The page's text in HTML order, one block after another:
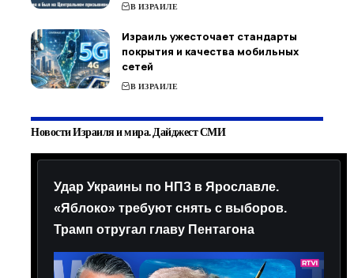
В ИЗРАИЛЕ
Израиль ужесточает стандарты
покрытия и качества мобильных
сетей
В ИЗРАИЛЕ
Новости Израиля и мира. Дайджест СМИ